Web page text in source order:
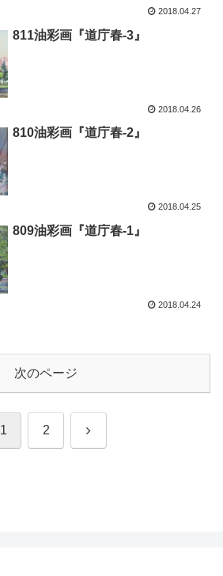
2018.04.27
811油彩画『道庁春-3』
2018.04.26
810油彩画『道庁春-2』
2018.04.25
809油彩画『道庁春-1』
2018.04.24
次のページ
1 2 次